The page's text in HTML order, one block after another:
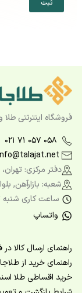
فروشگاه اینترنتی
۰۲۱ ۷۱ ۰۵۷ ۰۵۸
دفتر مرکزی:
شعبه: بازارآهن, بلوار
ساعت کاری شنبه تا
واتساپ
راهنمای ارسال کالا
راهنمای خرید از
خرید اقساطی طلا